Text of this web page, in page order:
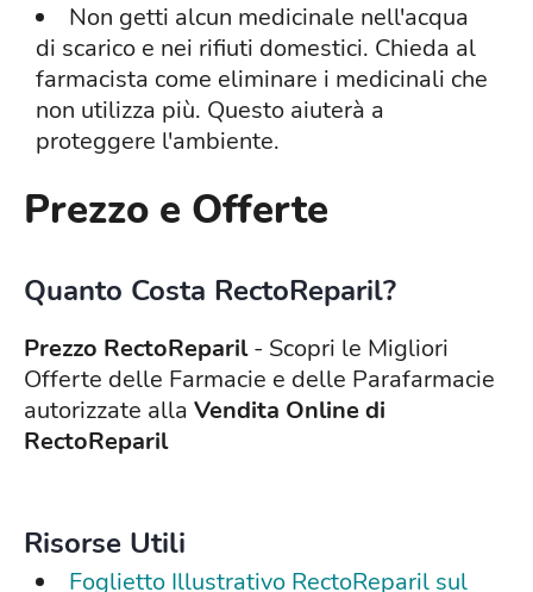
Non getti alcun medicinale nell'acqua
di scarico e nei rifiuti domestici. Chieda al
farmacista come eliminare i medicinali che
non utilizza più. Questo aiuterà a
proteggere l'ambiente.
Prezzo e Offerte
Quanto Costa RectoReparil?
Prezzo RectoReparil- Scopri le Migliori
Offerte delle Farmacie e delle Parafarmacie
autorizzate alla Vendita Online di
RectoReparil
Risorse Utili
Foglietto Illustrativo RectoReparil sul